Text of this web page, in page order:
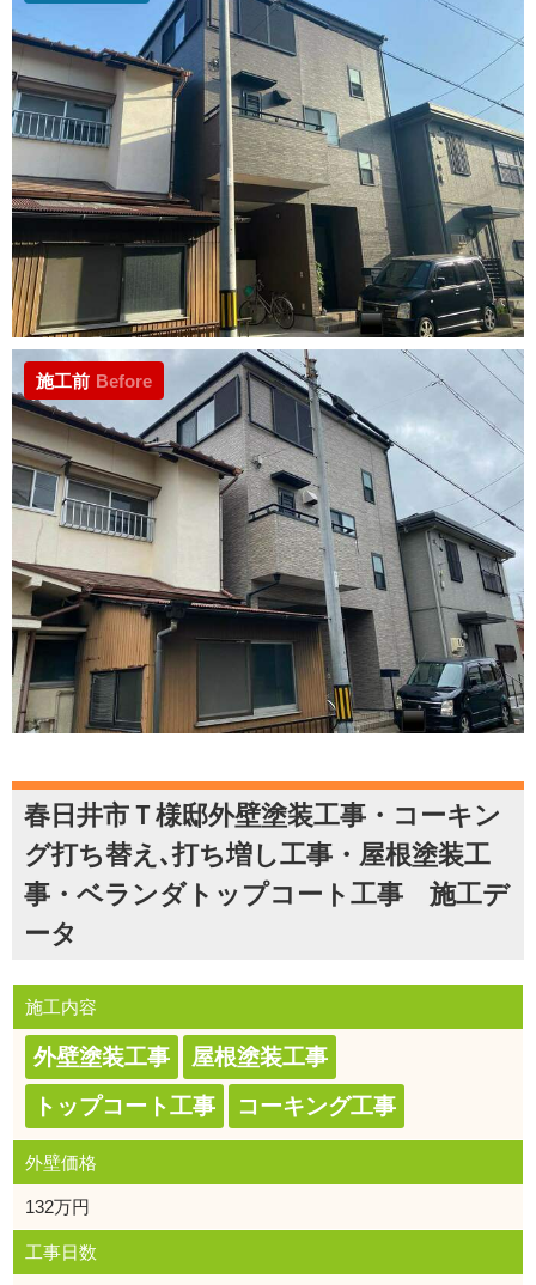
施工前 Before
春日井市Ｔ様邸外壁塗装工事・コーキン
グ打ち替え､打ち増し工事・屋根塗装工
事・ベランダトップコート工事 施工デ
ータ
施工内容
外壁塗装工事
屋根塗装工事
トップコート工事
コーキング工事
外壁価格
132万円
工事日数